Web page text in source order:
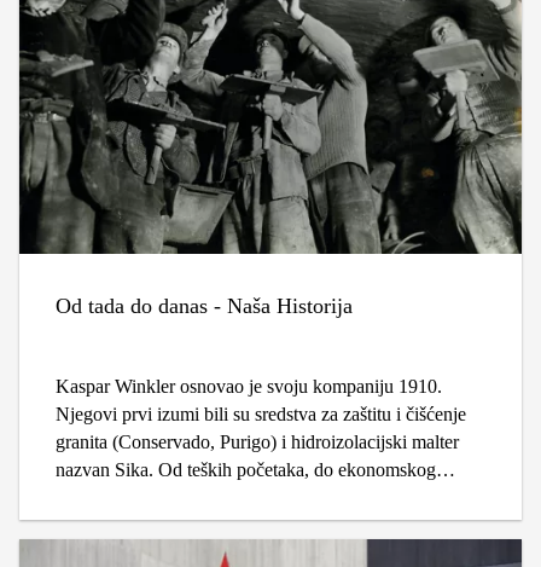
Od tada do danas - Naša Historija
Kaspar Winkler osnovao je svoju kompaniju 1910.
Njegovi prvi izumi bili su sredstva za zaštitu i čišćenje
granita (Conservado, Purigo) i hidroizolacijski malter
nazvan Sika. Od teških početaka, do ekonomskog
brzog rasta, Sika ima izvanrednu prošlost.